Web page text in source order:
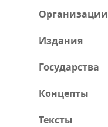
Организации
Издания
Государства
Концепты
Тексты